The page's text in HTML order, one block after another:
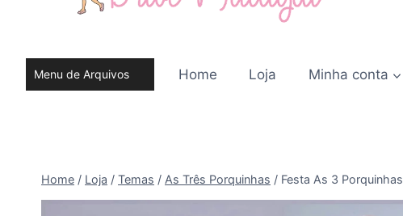
Menu de Arquivos Home Loja Minha conta
Home / Loja / Temas / As Três Porquinhas / Festa As 3 Porquinhas